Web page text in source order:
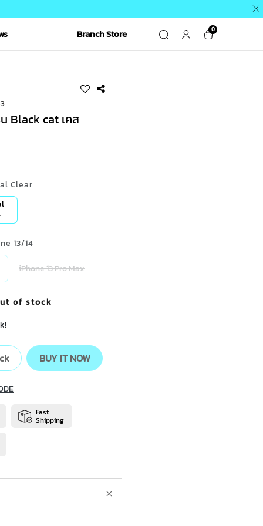
Branch Store 0
Black cat เคส
Clear
13/14
iPhone 13 Pro Max
of stock
BUY IT NOW
Fast
Shipping